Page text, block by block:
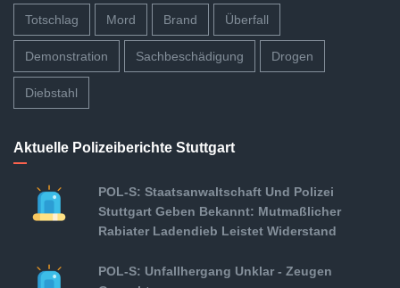
Totschlag Mord Brand Überfall
Demonstration Sachbeschädigung Drogen
Diebstahl
Aktuelle Polizeiberichte Stuttgart
POL-S: Staatsanwaltschaft Und Polizei
Stuttgart Geben Bekannt: Mutmaßlicher
Rabiater Ladendieb Leistet Widerstand
POL-S: Unfallhergang Unklar - Zeugen